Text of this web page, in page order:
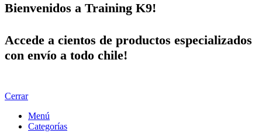
Bienvenidos a Training K9!
Accede a cientos de productos especializados
con envío a todo chile!
Cerrar
Menú
Categorías